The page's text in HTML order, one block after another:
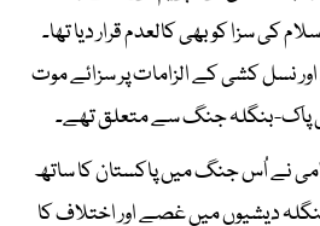
کی سزا کو بھی کالعدم قرار دیا تھا۔
ریپ، اور نسل کشی کے الزامات پر سزائے موت
نے اُس جنگ میں پاکستان کا ساتھ
دیشیوں میں غصے اور اختلاف کا